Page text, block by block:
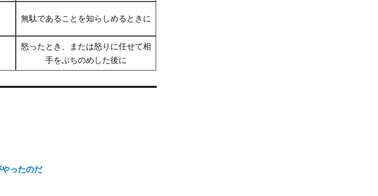
無駄であることを知らしめるときに
怒ったとき、または怒りに任せて相
手をぶちのめした後に
ったのだ